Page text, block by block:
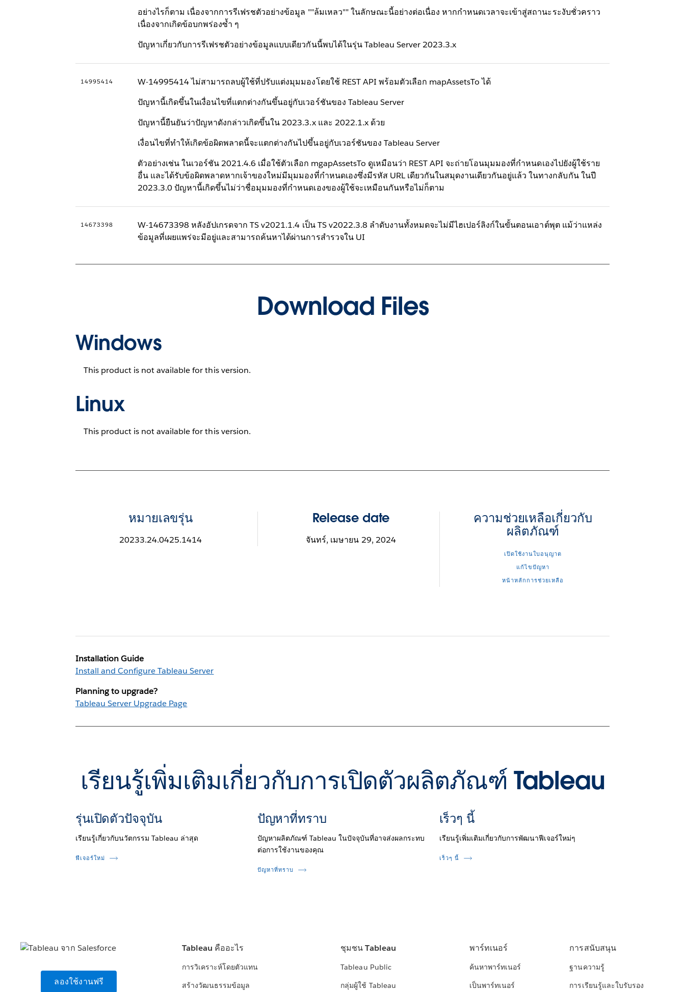
อย่างไรก็ตาม เนื่องจากการรีเฟรชตัวอย่างข้อมูล ""ล้มเหลว"" ในลักษณะนี้อย่างต่อเนื่อง หากกำหนดเวลาจะเข้าสู่สถานะระงับชั่วคราว
เนื่องจากเกิดข้อบกพร่องซ้ำ ๆ
ปัญหาเกี่ยวกับการรีเฟรชตัวอย่างข้อมูลแบบเดียวกันนี้พบได้ในรุ่น Tableau Server 2023.3.x
14995414
W-14995414 ไม่สามารถลบผู้ใช้ที่ปรับแต่งมุมมองโดยใช้ REST API พร้อมตัวเลือก mapAssetsTo ได้
ปัญหานี้เกิดขึ้นในเงื่อนไขที่แตกต่างกันขึ้นอยู่กับเวอร์ชันของ Tableau Server
ปัญหานี้ยืนยันว่าปัญหาดังกล่าวเกิดขึ้นใน 2023.3.x และ 2022.1.x ด้วย
เงื่อนไขที่ทำให้เกิดข้อผิดพลาดนี้จะแตกต่างกันไปขึ้นอยู่กับเวอร์ชันของ Tableau Server
ตัวอย่างเช่น ในเวอร์ชัน 2021.4.6 เมื่อใช้ตัวเลือก mgapAssetsTo ดูเหมือนว่า REST API จะถ่ายโอนมุมมองที่กำหนดเองไปยังผู้ใช้ราย
อื่น และได้รับข้อผิดพลาดหากเจ้าของใหม่มีมุมมองที่กำหนดเองซึ่งมีรหัส URL เดียวกันในสมุดงานเดียวกันอยู่แล้ว ในทางกลับกัน ในปี
2023.3.0 ปัญหานี้เกิดขึ้นไม่ว่าชื่อมุมมองที่กำหนดเองของผู้ใช้จะเหมือนกันหรือไม่ก็ตาม
14673398
W-14673398 หลังอัปเกรดจาก TS v2021.1.4 เป็น TS v2022.3.8 ลำดับงานทั้งหมดจะไม่มีไฮเปอร์ลิงก์ในขั้นตอนเอาต์พุต แม้ว่าแหล่ง
ข้อมูลที่เผยแพร่จะมีอยู่และสามารถค้นหาได้ผ่านการสำรวจใน UI
Download Files
Windows
This product is not available for this version.
Linux
This product is not available for this version.
หมายเลขรุ่น
20233.24.0425.1414
Release date
จันทร์, เมษายน 29, 2024
ความช่วยเหลือเกี่ยวกับ
ผลิตภัณฑ์
เปิดใช้งานใบอนุญาต
แก้ไขปัญหา
หน้าหลักการช่วยเหลือ
Installation Guide
Install and Configure Tableau Server
Planning to upgrade?
Tableau Server Upgrade Page
เรียนรู้เพิ่มเติมเกี่ยวกับการเปิดตัวผลิตภัณฑ์ Tableau
รุ่นเปิดตัวปัจจุบัน
เรียนรู้เกี่ยวกับนวัตกรรม Tableau ล่าสุด
ฟีเจอร์ใหม่
ปัญหาที่ทราบ
ปัญหาผลิตภัณฑ์ Tableau ในปัจจุบันที่อาจส่งผลกระทบ
ต่อการใช้งานของคุณ
ปัญหาที่ทราบ
เร็วๆ นี้
เรียนรู้เพิ่มเติมเกี่ยวกับการพัฒนาฟีเจอร์ใหม่ๆ
เร็วๆ นี้
ลองใช้งานฟรี
Tableau คืออะไร
การวิเคราะห์โดยตัวแทน
สร้างวัฒนธรรมข้อมูล
ชุมชน Tableau
Tableau Public
กลุ่มผู้ใช้ Tableau
พาร์ทเนอร์
ค้นหาพาร์ทเนอร์
เป็นพาร์ทเนอร์
การสนับสนุน
ฐานความรู้
การเรียนรู้และใบรับรอง